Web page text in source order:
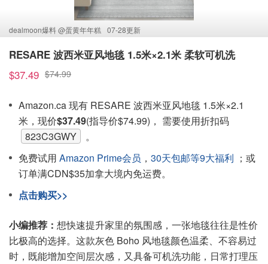
dealmoon爆料 @蛋黄年年糕 07-28更新
RESARE 波西米亚风地毯 1.5米×2.1米 柔软可机洗
$37.49 $74.99
Amazon.ca 现有 RESARE 波西米亚风地毯 1.5米×2.1
米，现价$37.49(指导价$74.99)， 需要使用折扣码
823C3GWY
。
免费试用 Amazon Prime会员 ， 30天包邮等9大福利 ；或
订单满CDN$35加拿大境内免运费。
点击购买>>
小编推荐： 想快速提升家里的氛围感，一张地毯往往是性价
比极高的选择。这款灰色 Boho 风地毯颜色温柔、不容易过
时，既能增加空间层次感，又具备可机洗功能，日常打理压